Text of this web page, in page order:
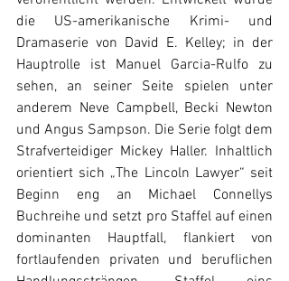
die US-amerikanische Krimi- und
Dramaserie von David E. Kelley; in der
Hauptrolle ist Manuel Garcia-Rulfo zu
sehen, an seiner Seite spielen unter
anderem Neve Campbell, Becki Newton
und Angus Sampson. Die Serie folgt dem
Strafverteidiger Mickey Haller. Inhaltlich
orientiert sich „The Lincoln Lawyer“ seit
Beginn eng an Michael Connellys
Buchreihe und setzt pro Staffel auf einen
dominanten Hauptfall, flankiert von
fortlaufenden privaten und beruflichen